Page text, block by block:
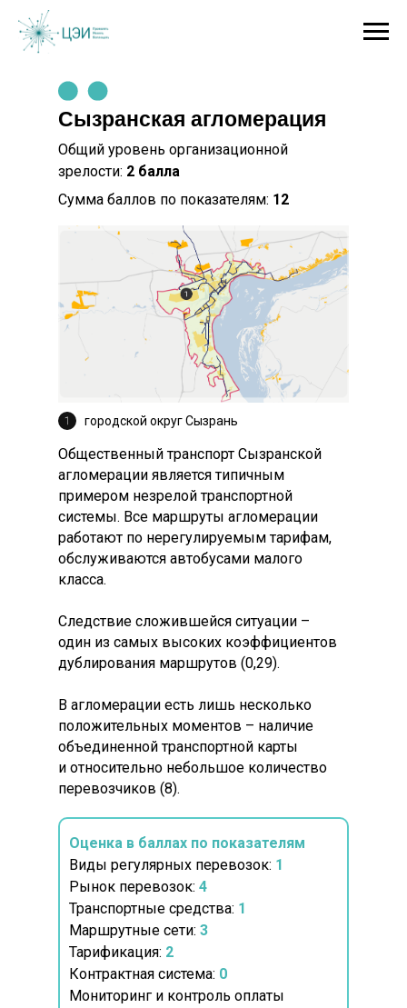
Сызранская агломерация
Общий уровень организационной
зрелости: 2 балла
Сумма баллов по показателям: 12
Оценка в баллах по показателям
Виды регулярных перевозок: 1
Рынок перевозок: 4
Транспортные средства: 1
Маршрутные сети: 3
Тарификация: 2
Контрактная система: 0
Мониторинг и контроль оплаты
Общественный транспорт Сызранской
агломерации является типичным
примером незрелой транспортной
системы. Все маршруты агломерации
работают по нерегулируемым тарифам,
обслуживаются автобусами малого
класса.
Следствие сложившейся ситуации –
один из самых высоких коэффициентов
дублирования маршрутов (0,29).
В агломерации есть лишь несколько
положительных моментов – наличие
объединенной транспортной карты
и относительно небольшое количество
перевозчиков (8).
городской округ Сызрань